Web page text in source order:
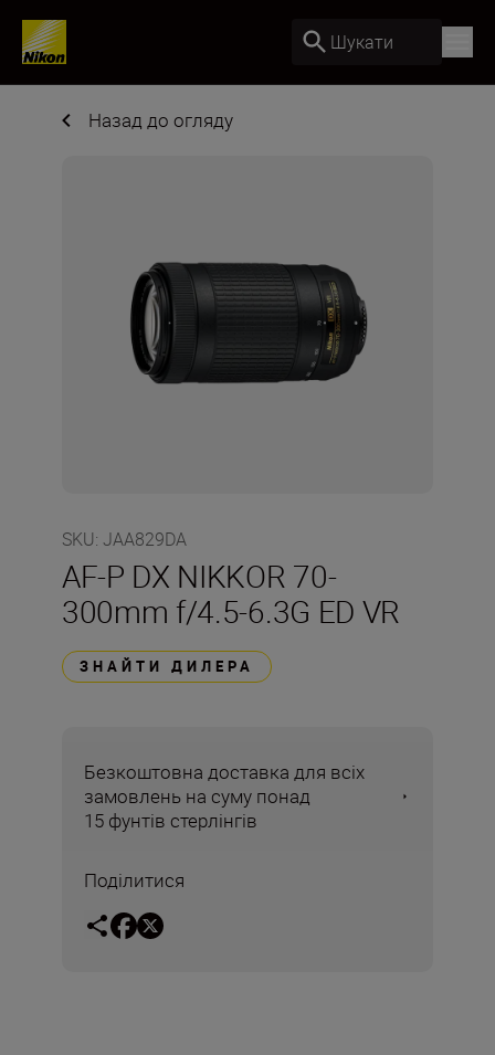
Шукати
Назад до огляду
SKU: JAA829DA
AF-P DX NIKKOR 70-
300mm f/4.5-6.3G ED VR
ЗНАЙТИ ДИЛЕРА
Безкоштовна доставка для всіх
замовлень на суму понад
15 фунтів стерлінгів
Поділитися